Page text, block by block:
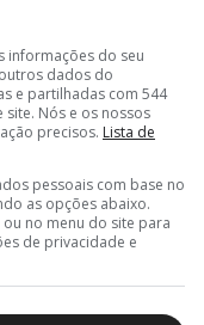
informações do seu
dados do
e partilhadas com 544
Nós e os nossos
precisos. Lista de
pessoais com base no
as opções abaixo.
no menu do site para
de privacidade e